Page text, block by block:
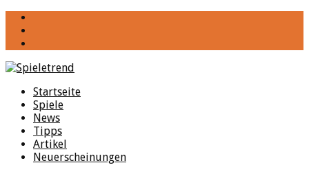
Startseite
Spiele
News
Tipps
Artikel
Neuerscheinungen